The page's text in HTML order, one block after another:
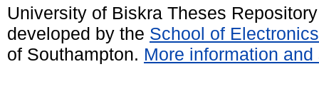
University of Biskra Theses
developed by the School of
of Southampton. More information